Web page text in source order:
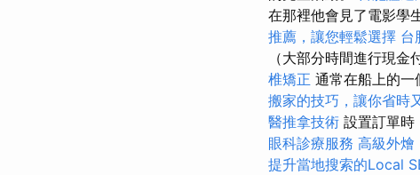
在那裡他會見了電影學
推薦，讓您輕鬆選擇 台
（大部分時間進行現
椎矯正 通常在船上的一
搬家的技巧，讓你省時
醫推拿技術 設置訂單時
眼科診療服務 高級外燴
提升當地搜索的Local